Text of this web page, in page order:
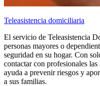
Teleasistencia domiciliaria
El servicio de Teleasistencia
personas mayores o
seguridad en su hogar. Con
contactar con profesionales
ayuda a prevenir riesgos y
a sus familias.